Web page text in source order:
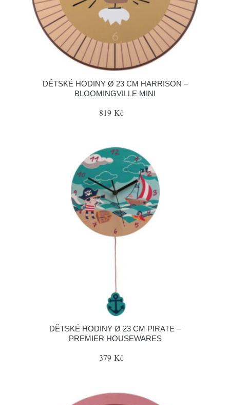
DĚTSKÉ HODINY Ø 23 CM HARRISON –
BLOOMINGVILLE MINI
819 Kč
DĚTSKÉ HODINY Ø 23 CM PIRATE –
PREMIER HOUSEWARES
379 Kč